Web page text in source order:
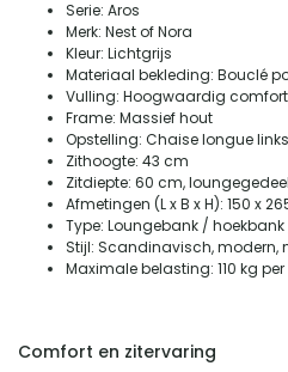
Serie: Aros
Merk: Nest of Nora
Kleur: Lichtgrijs
Materiaal bekleding: Bouclé
Vulling: Hoogwaardig
Frame: Massief hout
Opstelling: Chaise longue
Zithoogte: 43 cm
Zitdiepte: 60 cm,
Afmetingen (L x B x H): 150 x
Type: Loungebank /
Stijl: Scandinavisch, modern,
Maximale belasting: 110 kg
Comfort en zitervaring